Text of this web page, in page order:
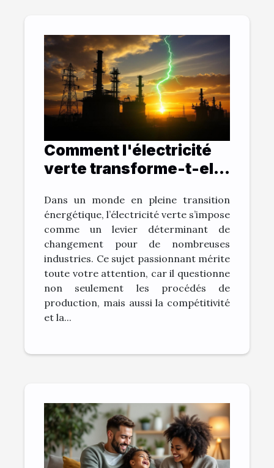
Comment l'électricité
verte transforme-t-elle
Dans un monde en pleine transition
énergétique, l’électricité verte s’impose
comme un levier déterminant de
changement pour de nombreuses
industries. Ce sujet passionnant mérite
toute votre attention, car il questionne
non seulement les procédés de
production, mais aussi la compétitivité
et la...